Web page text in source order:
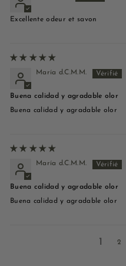
Excellente odeur et savon
María d.C.M.M.
Buena calidad y agradable olor
Buena calidad y agradable olor
María d.C.M.M.
Buena calidad y agradable olor
Buena calidad y agradable olor
1 2